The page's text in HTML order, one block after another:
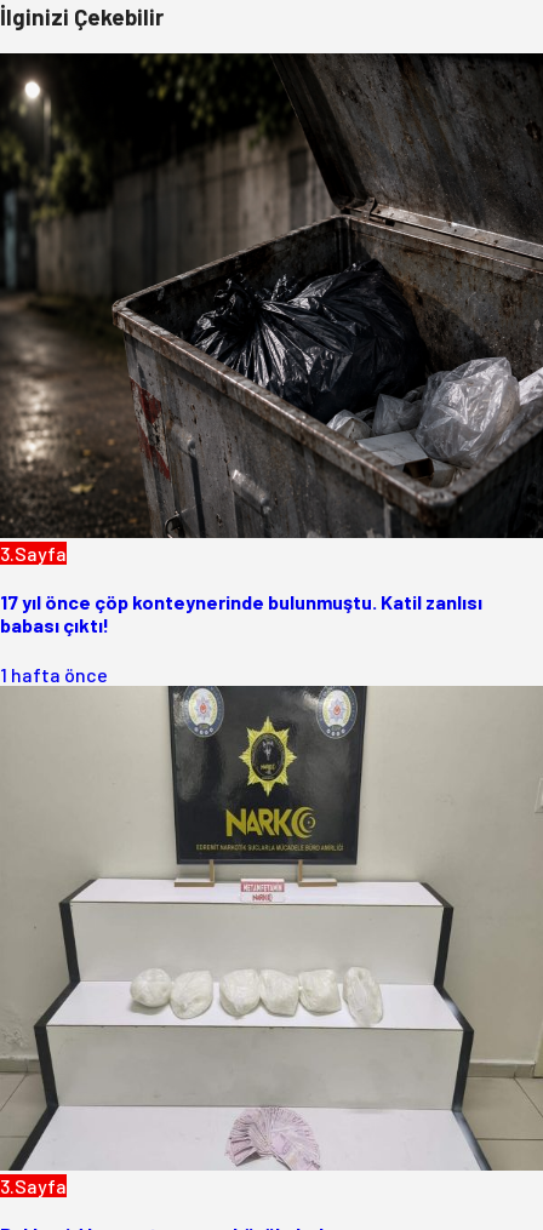
İlginizi Çekebilir
3.Sayfa
17 yıl önce çöp konteynerinde bulunmuştu. Katil zanlısı
babası çıktı!
1 hafta önce
3.Sayfa